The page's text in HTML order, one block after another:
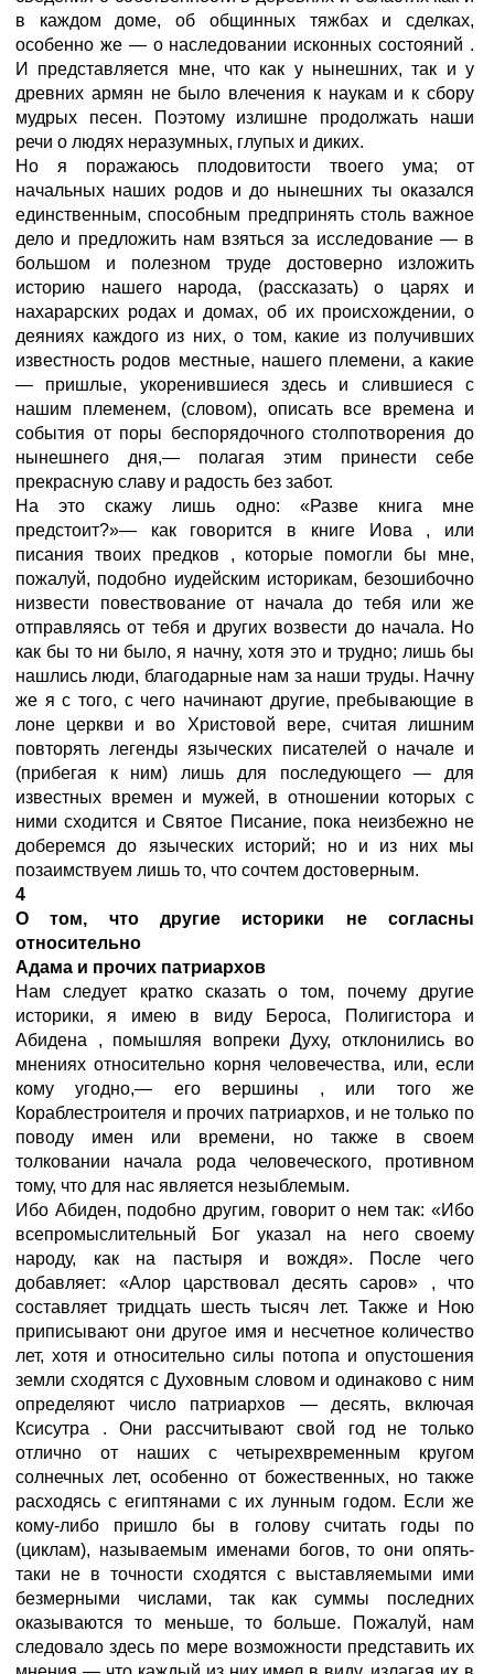
в каждом доме, об общинных тяжбах и сделках,
особенно же — о наследовании исконных состояний .
И представляется мне, что как у нынешних, так и у
древних армян не было влечения к наукам и к сбору
мудрых песен. Поэтому излишне продолжать наши
речи о людях неразумных, глупых и диких.
Но я поражаюсь плодовитости твоего ума; от
начальных наших родов и до нынешних ты оказался
единственным, способным предпринять столь важное
дело и предложить нам взяться за исследование — в
большом и полезном труде достоверно изложить
историю нашего народа, (рассказать) о царях и
нахарарских родах и домах, об их происхождении, о
деяниях каждого из них, о том, какие из получивших
известность родов местные, нашего племени, а какие
— пришлые, укоренившиеся здесь и слившиеся с
нашим племенем, (словом), описать все времена и
события от поры беспорядочного столпотворения до
нынешнего дня,— полагая этим принести себе
прекрасную славу и радость без забот.
На это скажу лишь одно: «Разве книга мне
предстоит?»— как говорится в книге Иова , или
писания твоих предков , которые помогли бы мне,
пожалуй, подобно иудейским историкам, безошибочно
низвести повествование от начала до тебя или же
отправляясь от тебя и других возвести до начала. Но
как бы то ни было, я начну, хотя это и трудно; лишь бы
нашлись люди, благодарные нам за наши труды. Начну
же я с того, с чего начинают другие, пребывающие в
лоне церкви и во Христовой вере, считая лишним
повторять легенды языческих писателей о начале и
(прибегая к ним) лишь для последующего — для
известных времен и мужей, в отношении которых с
ними сходится и Святое Писание, пока неизбежно не
доберемся до языческих историй; но и из них мы
позаимствуем лишь то, что сочтем достоверным.
4
О том, что другие историки не согласны
относительно
Адама и прочих патриархов
Нам следует кратко сказать о том, почему другие
историки, я имею в виду Бероса, Полигистора и
Абидена , помышляя вопреки Духу, отклонились во
мнениях относительно корня человечества, или, если
кому угодно,— его вершины , или того же
Кораблестроителя и прочих патриархов, и не только по
поводу имен или времени, но также в своем
толковании начала рода человеческого, противном
тому, что для нас является незыблемым.
Ибо Абиден, подобно другим, говорит о нем так: «Ибо
всепромыслительный Бог указал на него своему
народу, как на пастыря и вождя». После чего
добавляет: «Алор царствовал десять саров» , что
составляет тридцать шесть тысяч лет. Также и Ною
приписывают они другое имя и несчетное количество
лет, хотя и относительно силы потопа и опустошения
земли сходятся с Духовным словом и одинаково с ним
определяют число патриархов — десять, включая
Ксисутра . Они рассчитывают свой год не только
отлично от наших с четырехвременным кругом
солнечных лет, особенно от божественных, но также
расходясь с египтянами с их лунным годом. Если же
кому-либо пришло бы в голову считать годы по
(циклам), называемым именами богов, то они опять-
таки не в точности сходятся с выставляемыми ими
безмерными числами, так как суммы последних
оказываются то меньше, то больше. Пожалуй, нам
следовало здесь по мере возможности представить их